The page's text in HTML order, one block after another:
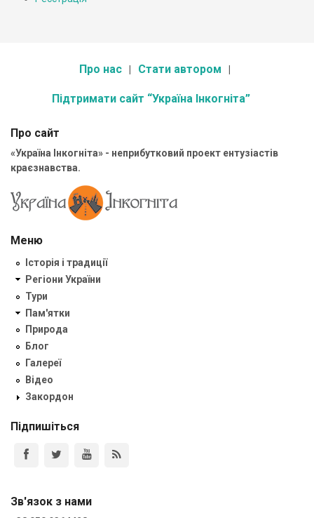
Про нас Стати автором
Підтримати сайт “Україна Інкогніта”
Про сайт
«Україна Інкогніта» - неприбутковий проект ентузіастів
краєзнавства.
Меню
Історія і традиції
Регіони України
Тури
Пам'ятки
Природа
Блог
Галереї
Відео
Закордон
Підпишіться
Зв'язок з нами